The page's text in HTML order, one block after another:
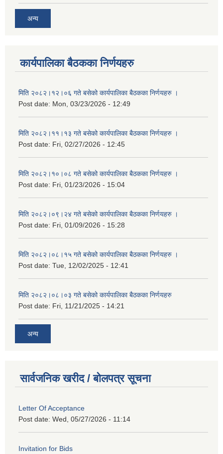
अन्य
कार्यपालिका बैठकका निर्णयहरु
मिति २०८२।१२।०६ गते बसेको कार्यपालिका बैठकका निर्णयहरु ।
Post date: Mon, 03/23/2026 - 12:49
मिति २०८२।११।१३ गते बसेको कार्यपालिका बैठकका निर्णयहरु ।
Post date: Fri, 02/27/2026 - 12:45
मिति २०८२।१०।०८ गते बसेको कार्यपालिका बैठकका निर्णयहरु ।
Post date: Fri, 01/23/2026 - 15:04
मिति २०८२।०९।२४ गते बसेको कार्यपालिका बैठकका निर्णयहरु ।
Post date: Fri, 01/09/2026 - 15:28
मिति २०८२।०८।१५ गते बसेको कार्यपालिका बैठकका निर्णयहरु ।
Post date: Tue, 12/02/2025 - 12:41
मिति २०८२।०८।०३ गते बसेको कार्यपालिका बैठकका निर्णयहरु
Post date: Fri, 11/21/2025 - 14:21
अन्य
सार्वजनिक खरीद / बोलपत्र सूचना
Letter Of Acceptance
Post date: Wed, 05/27/2026 - 11:14
Invitation for Bids